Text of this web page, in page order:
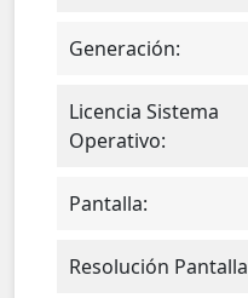
Generación:
Licencia Sistema
Operativo:
Pantalla:
Resolución Pantalla